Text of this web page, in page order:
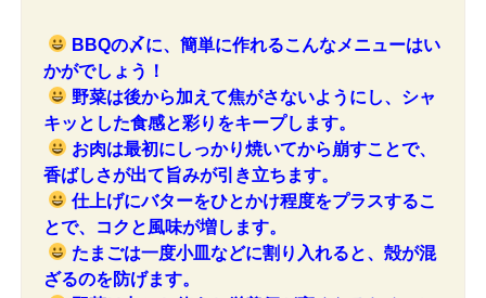
BBQの〆に、簡単に作れるこんなメニューはい
かがでしょう！
野菜は後から加えて焦がさないようにし、シャ
キッとした食感と彩りをキープします。
お肉は最初にしっかり焼いてから崩すことで、
香ばしさが出て旨みが引き立ちます。
仕上げにバターをひとかけ程度をプラスするこ
とで、コクと風味が増します。
たまごは一度小皿などに割り入れると、殻が混
ざるのを防げます。